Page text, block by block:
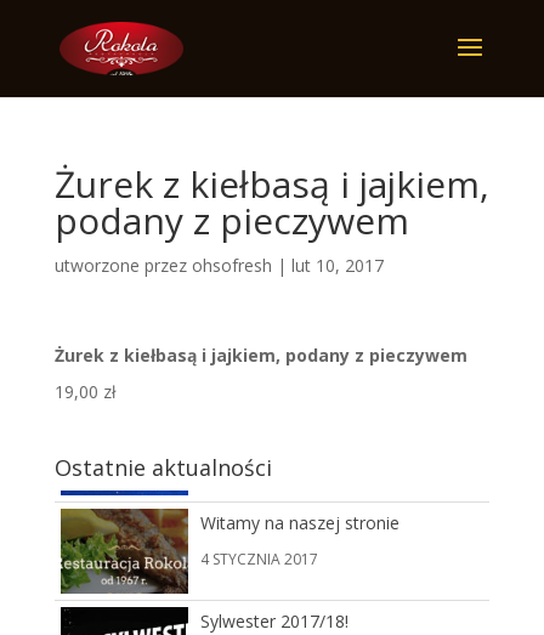
Żurek z kiełbasą i jajkiem,
podany z pieczywem
utworzone przez ohsofresh | lut 10, 2017
Żurek z kiełbasą i jajkiem, podany z pieczywem
19,00 zł
Ostatnie aktualności
Witamy na naszej stronie
4 STYCZNIA 2017
Sylwester 2017/18!